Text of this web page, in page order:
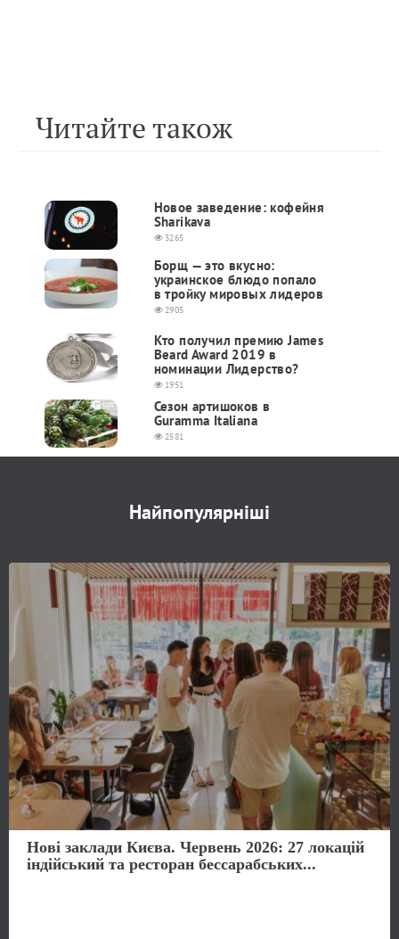
Читайте також
Новое заведение: кофейня
Sharikava
3265
Борщ — это вкусно:
украинское блюдо попало
в тройку мировых лидеров
2905
Кто получил премию James
Beard Award 2019 в
номинации Лидерство?
1951
Сезон артишоков в
Guramma Italiana
2581
Найпопулярніші
Нові заклади Києва. Червень 2026: 27 локацій
індійський та ресторан бессарабських...